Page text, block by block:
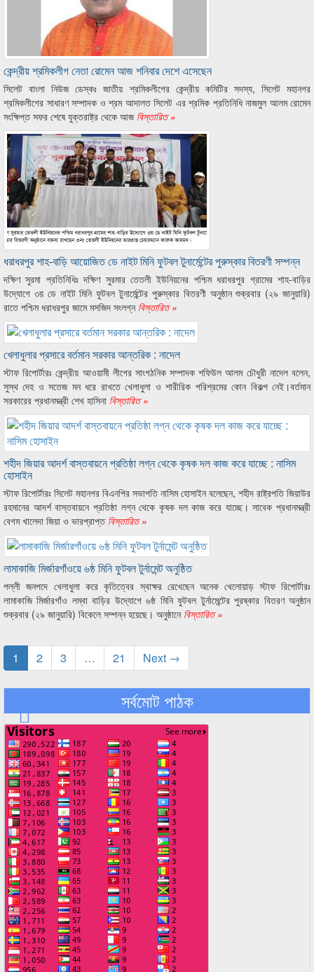
কেন্দ্রীয় শ্রমিকলীগ নেতা রোমেন আজ শনিবার দেশে এসেছেন
সিলেট বাংলা নিউজ ডেস্কঃ জাতীয় শ্রমিকলীগের কেন্দ্রীয় কমিটির সদস্য, সিলেট মহানগর
শ্রমিকলীগের সাধারণ সম্পাদক ও শ্রম আদালত সিলেট এর শ্রমিক প্রতিনিধি নাজমুল আলম রোমেন
সংক্ষিপ্ত সফর শেষে যুক্তরাষ্ট্র থেকে আজবিস্তারিত »
ধরাধরপুর শাহ-বাড়ি আয়োজিত ডে নাইট মিনি ফুটবল টুনার্মেন্টের পুরুস্কার বিতরণী সম্পন্ন
দক্ষিণ সুরমা প্রতিনিধিঃ দক্ষিণ সুরমার তেতলী ইউনিয়নের পশ্চিম ধরাধরপুর গ্রামের শাহ-বাড়ির
উদ্যোগে ৩য় ডে নাইট মিনি ফুটবল টুনার্মেন্টের পুরুস্কার বিতরণী অনুষ্ঠান শুক্রবার (২৯ জানুয়ারি)
রাতে পশ্চিম ধরাধরপুর জামে মসজিদ সংলগ্নবিস্তারিত »
খেলাধুলার প্রসারে বর্তমান সরকার আন্তরিক : নাদেল
স্টাফ রিপোর্টারঃ কেন্দ্রীয় আওয়ামী লীগের সাংগঠনিক সম্পাদক শফিউল আলম চৌধুরী নাদেল বলেন,
সুস্থ দেহ ও সতেজ মন ধরে রাখতে খেলাধুলা ও শারীরিক পরিশ্রমের কোন বিকল্প নেই।বর্তমান
সরকারের প্রধানমন্ত্রী শেখ হাসিনা বিস্তারিত »
শহীদ জিয়ার আদর্শ বাস্তবায়নে প্রতিষ্ঠা লগ্ন থেকে কৃষক দল কাজ করে যাচ্ছে : নাসিম
হোসাইন
স্টাফ রিপোর্টারঃ সিলেট মহানগর বিএনপির সভাপতি নাসিম হোসাইন বলেছেন, শহীদ রাষ্ট্রপতি জিয়াউর
রহমানের আদর্শ বাস্তবায়নে প্রতিষ্ঠা লগ্ন থেকে কৃষক দল কাজ করে যাচ্ছে। সাবেক প্রধানমন্ত্রী
বেগম খালেদা জিয়া ও ভারপ্রাপ্তবিস্তারিত »
লামাকাজি মির্জারগাঁওয়ে ৬ষ্ঠ মিনি ফুটবল টুর্নামেন্ট অনুষ্ঠিত
পল্লী জনপদে খেলাধুলা করে কৃতিত্বের স্বাক্ষর রেখেছেন অনেক খেলোয়াড় স্টাফ রিপোর্টারঃ
লামাকাজি মির্জারগাঁও লম্বা বাড়ির উদ্যোগে ৬ষ্ঠ মিনি ফুটবল টুর্নামেন্টের পুরষ্কার বিতরণ অনুষ্ঠান
শুক্রবার (২৯ জানুয়ারি) বিকেলে সম্পন্ন হয়েছে। অনুষ্ঠানেবিস্তারিত »
1 2 3 … 21 Next →
সর্বমোট পাঠক